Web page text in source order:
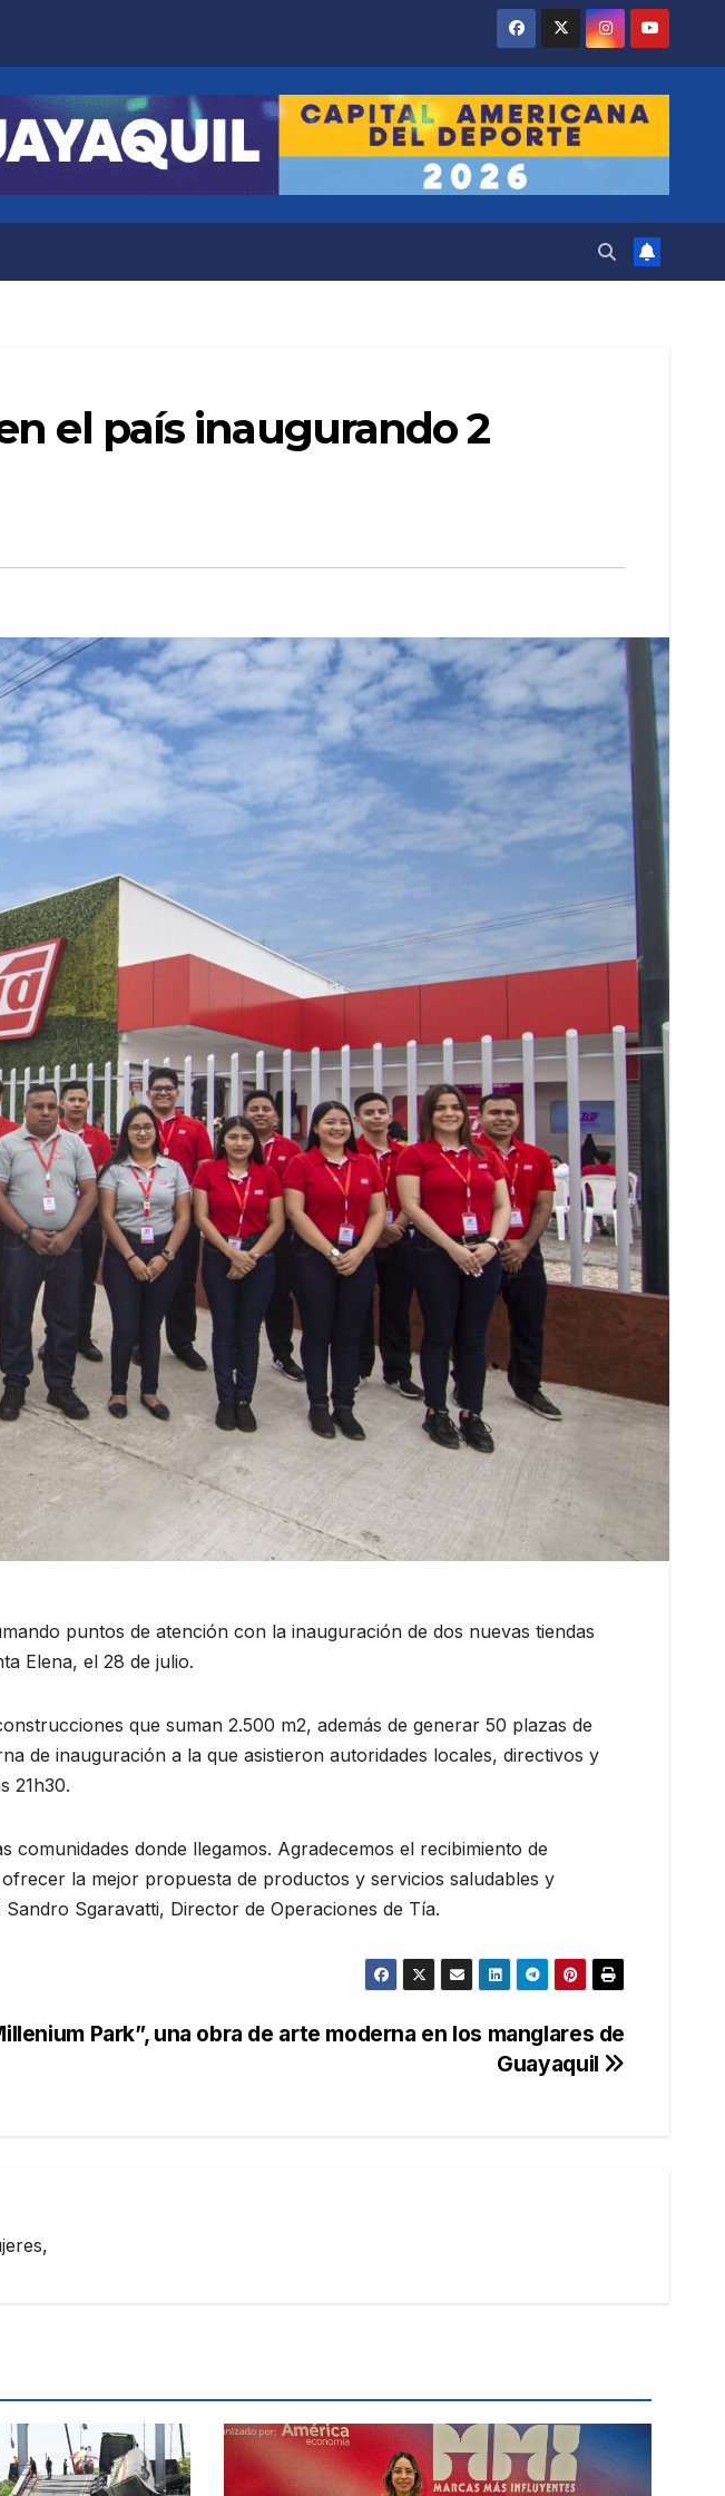
el país inaugurando 2
puntos de atención con la inauguración de dos nuevas tiendas
Elena, el 28 de julio.
que suman 2.500 m2, además de generar 50 plazas de
de inauguración a la que asistieron autoridades locales, directivos y
21h30.
comunidades donde llegamos. Agradecemos el recibimiento de
la mejor propuesta de productos y servicios saludables y
Sgaravatti, Director de Operaciones de Tía.
Park”, una obra de arte moderna en los manglares de
Guayaquil